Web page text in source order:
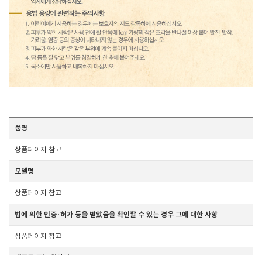
품명
상품페이지 참고
모델명
상품페이지 참고
법에 의한 인증·허가 등을 받았음을 확인할 수 있는 경우 그에 대한 사항
상품페이지 참고